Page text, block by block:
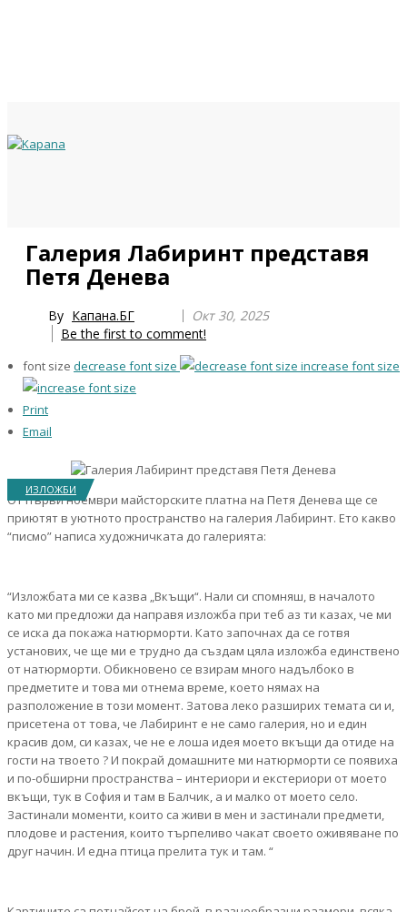
Галерия Лабиринт представя
Петя Денева
By Капана.БГ
Окт 30, 2025
Be the first to comment!
font size decrease font size increase font size
Print
Email
ИЗЛОЖБИ
От първи ноември майсторските платна на Петя Денева ще се
приютят в уютното пространство на галерия Лабиринт. Ето какво
“писмо” написа художничката до галерията:
“Изложбата ми се казва „Вкъщи“. Нали си спомняш, в началото
като ми предложи да направя изложба при теб аз ти казах, че ми
се иска да покажа натюрморти. Като започнах да се готвя
установих, че ще ми е трудно да създам цяла изложба единствено
от натюрморти. Обикновено се взирам много надълбоко в
предметите и това ми отнема време, което нямах на
разположение в този момент. Затова леко разширих темата си и,
присетена от това, че Лабиринт е не само галерия, но и един
красив дом, си казах, че не е лоша идея моето вкъщи да отиде на
гости на твоето ? И покрай домашните ми натюрморти се появиха
и по-обширни пространства – интериори и екстериори от моето
вкъщи, тук в София и там в Балчик, а и малко от моето село.
Застинали моменти, които са живи в мен и застинали предмети,
плодове и растения, които търпеливо чакат своето оживяване по
друг начин. И една птица прелита тук и там. “
Year
Month
Year
Month